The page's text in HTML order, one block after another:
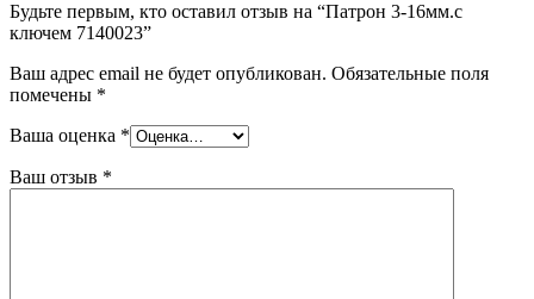
Будьте первым, кто оставил отзыв на “Патрон 3-16мм.с
ключем 7140023”
Ваш адрес email не будет опубликован. Обязательные поля
помечены *
Ваша оценка *
Ваш отзыв *